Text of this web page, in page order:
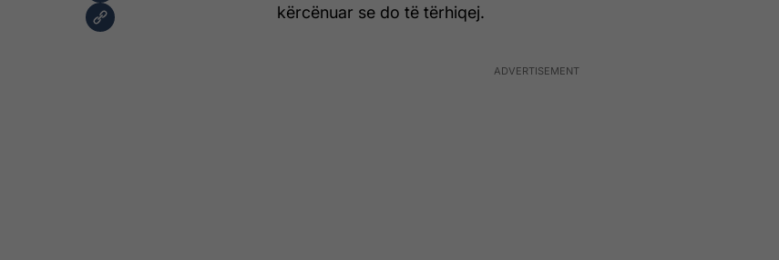
kërcënuar se do të tërhiqej.